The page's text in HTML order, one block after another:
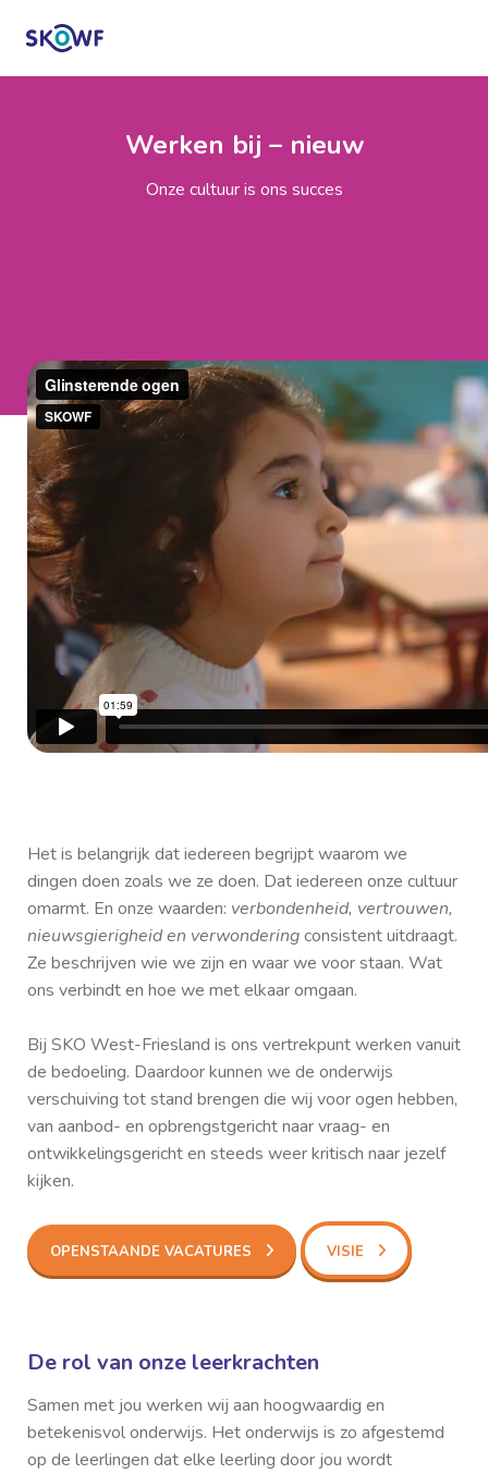
Werken bij – nieuw
Onze cultuur is ons succes
Het is belangrijk dat iedereen begrijpt waarom we
dingen doen zoals we ze doen. Dat iedereen onze cultuur
omarmt. En onze waarden: verbondenheid, vertrouwen,
nieuwsgierigheid en verwonderingconsistent uitdraagt.
Ze beschrijven wie we zijn en waar we voor staan. Wat
ons verbindt en hoe we met elkaar omgaan.
Bij SKO West-Friesland is ons vertrekpunt werken vanuit
de bedoeling. Daardoor kunnen we de onderwijs
verschuiving tot stand brengen die wij voor ogen hebben,
van aanbod- en opbrengstgericht naar vraag- en
ontwikkelingsgericht en steeds weer kritisch naar jezelf
kijken.
OPENSTAANDE VACATURES VISIE
De rol van onze leerkrachten
Samen met jou werken wij aan hoogwaardig en
betekenisvol onderwijs. Het onderwijs is zo afgestemd
op de leerlingen dat elke leerling door jou wordt